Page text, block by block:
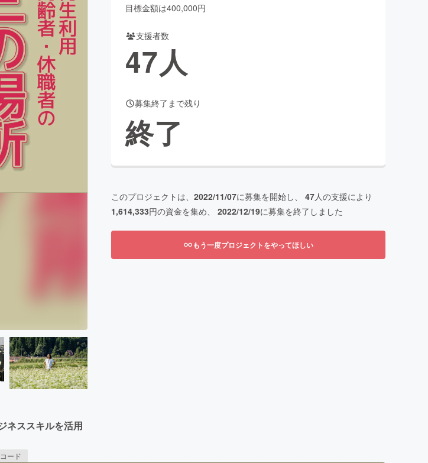
アニメ・漫画
ビューティー・ヘルスケア
GoodCAMPFIRE Creation
と納税
machi-ya
ネススキルを活用
ード
目標金額は400,000円
支援者数
47人
募集終了まで残り
終了
このプロジェクトは、 2022/11/07に募集を開始し、 47人の支援により
1,614,333円の資金を集め、 2022/12/19に募集を終了しました
もう一度プロジェクトをやってほしい